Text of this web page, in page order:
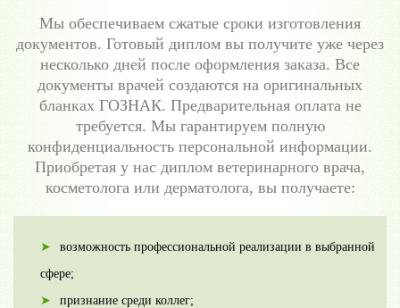
Мы обеспечиваем сжатые сроки изготовления
документов. Готовый диплом вы получите уже через
несколько дней после оформления заказа. Все
документы врачей создаются на оригинальных
бланках ГОЗНАК. Предварительная оплата не
требуется. Мы гарантируем полную
конфиденциальность персональной информации.
Приобретая у нас диплом ветеринарного врача,
косметолога или дерматолога, вы получаете:
возможность профессиональной реализации в выбранной
сфере;
признание среди коллег;